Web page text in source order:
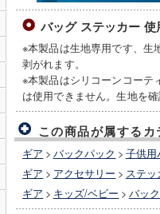
バッグ ステッカー 使
※本製品は生地専用です、生
剥がれます。
※本製品はシリコーンコーテ
は使用できません。生地を
この商品が属するカ
ギア > バックパック > 子供用
ギア > アクセサリー > ステ
ギア > キッズ/ベビー > バッ